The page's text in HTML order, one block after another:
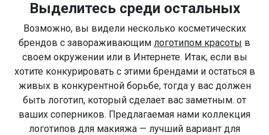
Выделитесь среди остальных
Возможно, вы видели несколько косметических
брендов с завораживающим логотипом красоты в
своем окружении или в Интернете. Итак, если вы
хотите конкурировать с этими брендами и остаться в
живых в конкурентной борьбе, тогда у вас должен
быть логотип, который сделает вас заметным. от
ваших соперников. Предлагаемая нами коллекция
логотипов для макияжа — лучший вариант для